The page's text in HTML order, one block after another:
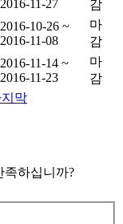
2016-11-27
감
2016-10-26 ~
2016-11-08
마
감
2016-11-14 ~
2016-11-23
마
감
막
족하십니까?